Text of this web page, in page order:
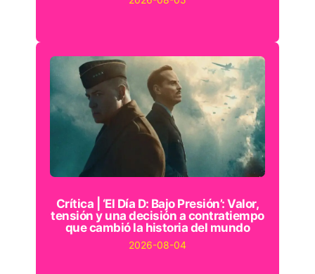
Crítica | ‘El Día D: Bajo Presión’: Valor,
tensión y una decisión a contratiempo
que cambió la historia del mundo
2026-08-04